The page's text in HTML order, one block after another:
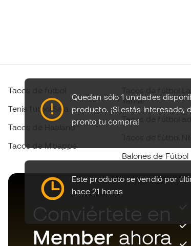
Quedan sólo 1 unidades
producto. ¡Si estás interesado,
pronto tu compra!
Este producto se vendió por
hace 21 horas
Tacos de fútbol
Tenis fútbol Sala
Tacos de Haaland
Tacos de Mbappé
Yamal
Tacos de fútbol
Balones de Fútbol
Conviértete en
Member ahora